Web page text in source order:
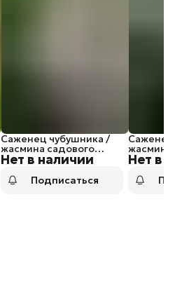
Нет в наличии
Саженец чубушника /
жасмина садового
Балет мотыльков
Подписаться
Нет в
жасмина
Снежная